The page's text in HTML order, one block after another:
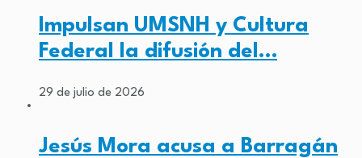
Impulsan UMSNH y Cultura
Federal la difusión del…
29 de julio de 2026
Jesús Mora acusa a Barragán